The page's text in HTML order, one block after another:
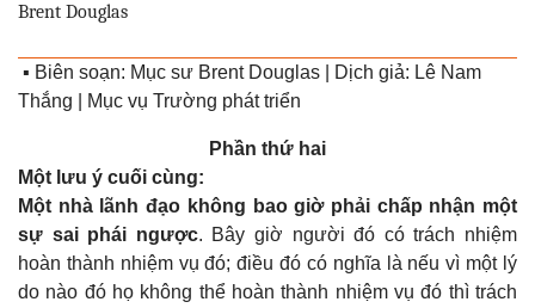
Brent Douglas
▪ Biên soạn: Mục sư Brent Douglas | Dịch giả: Lê Nam
Thắng | Mục vụ Trường phát triển
Phần thứ hai
Một lưu ý cuối cùng:
Một nhà lãnh đạo không bao giờ phải chấp nhận một
sự sai phái ngược. Bây giờ người đó có trách nhiệm
hoàn thành nhiệm vụ đó; điều đó có nghĩa là nếu vì một lý
do nào đó họ không thể hoàn thành nhiệm vụ đó thì trách